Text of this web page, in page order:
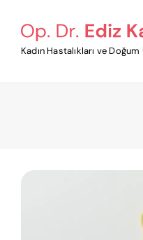
Kadın Hastalıkları ve Doğum